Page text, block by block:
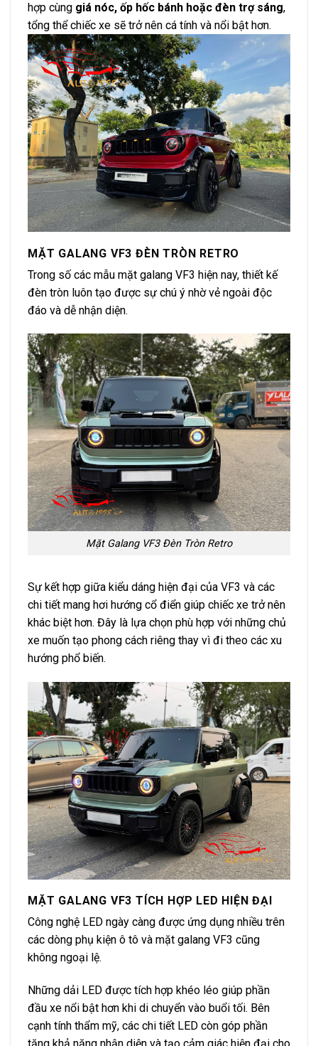
hợp cùng giá nóc, ốp hốc bánh hoặc đèn trợ sáng,
tổng thể chiếc xe sẽ trở nên cá tính và nổi bật hơn.
MẶT GALANG VF3 ĐÈN TRÒN RETRO
Trong số các mẫu mặt galang VF3 hiện nay, thiết kế
đèn tròn luôn tạo được sự chú ý nhờ vẻ ngoài độc
đáo và dễ nhận diện.
Mặt Galang VF3 Đèn Tròn Retro
Sự kết hợp giữa kiểu dáng hiện đại của VF3 và các
chi tiết mang hơi hướng cổ điển giúp chiếc xe trở nên
khác biệt hơn. Đây là lựa chọn phù hợp với những chủ
xe muốn tạo phong cách riêng thay vì đi theo các xu
hướng phổ biến.
MẶT GALANG VF3 TÍCH HỢP LED HIỆN ĐẠI
Công nghệ LED ngày càng được ứng dụng nhiều trên
các dòng phụ kiện ô tô và mặt galang VF3 cũng
không ngoại lệ.
Những dải LED được tích hợp khéo léo giúp phần
đầu xe nổi bật hơn khi di chuyển vào buổi tối. Bên
cạnh tính thẩm mỹ, các chi tiết LED còn góp phần